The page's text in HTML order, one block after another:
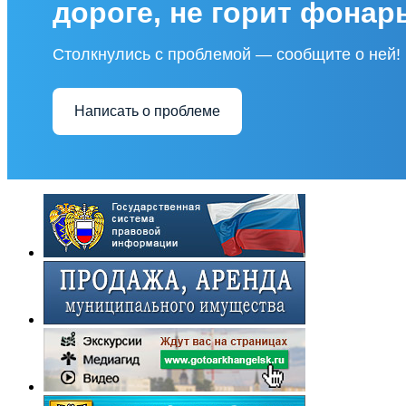
дороге, не горит
Столкнулись с проблемой — сообщите о ней!
Написать о проблеме